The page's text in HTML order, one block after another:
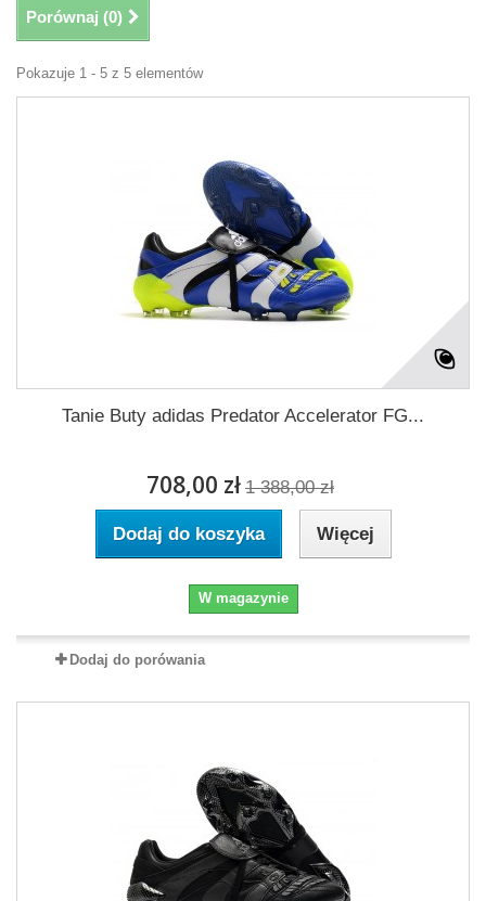
Porównaj (0)
Pokazuje 1 - 5 z 5 elementów
Tanie Buty adidas Predator Accelerator FG...
708,00 zł 1 388,00 zł
Dodaj do koszyka Więcej
W magazynie
Dodaj do porówania